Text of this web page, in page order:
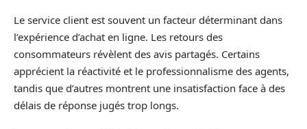
Le service client est souvent un facteur déterminant dans
l’expérience d’achat en ligne. Les retours des
consommateurs révèlent des avis partagés. Certains
apprécient la réactivité et le professionnalisme des agents,
tandis que d’autres montrent une insatisfaction face à des
délais de réponse jugés trop longs.